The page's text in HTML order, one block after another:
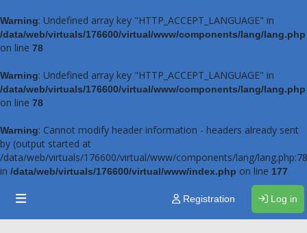
Warning: Undefined array key "HTTP_ACCEPT_LANGUAGE" in
/data/web/virtuals/176600/virtual/www/components/lang/lang.php
on line 78
Warning: Undefined array key "HTTP_ACCEPT_LANGUAGE" in
/data/web/virtuals/176600/virtual/www/components/lang/lang.php
on line 78
Warning: Cannot modify header information - headers already sent
by (output started at
/data/web/virtuals/176600/virtual/www/components/lang/
in /data/web/virtuals/176600/virtual/www/index.php on line 177
Registration Log in